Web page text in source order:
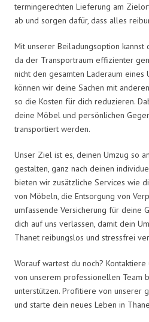
termingerechten Lieferung am
ab und sorgen dafür, dass alles
Mit unserer Beiladungsoption kannst
da der Transportraum effizienter
nicht den gesamten Laderaum eines
können wir deine Sachen mit
so die Kosten für dich reduzieren.
deine Möbel und persönlichen
transportiert werden.
Unser Ziel ist es, deinen Umzug so
gestalten, ganz nach deinen
bieten wir zusätzliche Services wie
von Möbeln, die Entsorgung von
umfassende Versicherung für deine
dich auf uns verlassen, damit dein
Thanet reibungslos und stressfrei
Worauf wartest du noch?
von unserem professionellen Team
unterstützen. Profitiere von unserer
und starte dein neues Leben in